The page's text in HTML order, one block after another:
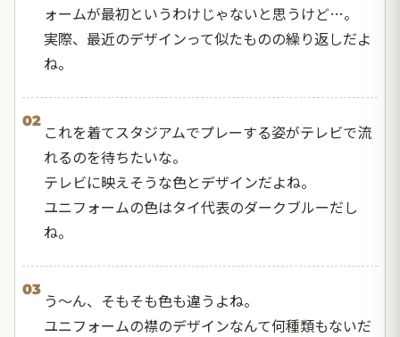
ォームが最初というわけじゃないと思うけど…。
実際、最近のデザインって似たものの繰り返しだよ
ね。
02
これを着てスタジアムでプレーする姿がテレビで流
れるのを待ちたいな。
テレビに映えそうな色とデザインだよね。
ユニフォームの色はタイ代表のダークブルーだし
ね。
03
う〜ん、そもそも色も違うよね。
ユニフォームの襟のデザインなんて何種類もないだ